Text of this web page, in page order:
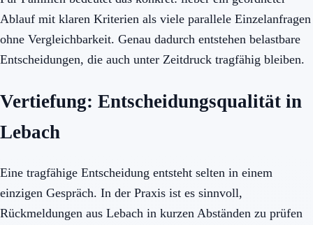
Ablauf mit klaren Kriterien als viele parallele Einzelanfragen
ohne Vergleichbarkeit. Genau dadurch entstehen belastbare
Entscheidungen, die auch unter Zeitdruck tragfähig bleiben.
Vertiefung: Entscheidungsqualität in
Lebach
Eine tragfähige Entscheidung entsteht selten in einem
einzigen Gespräch. In der Praxis ist es sinnvoll,
Rückmeldungen aus Lebach in kurzen Abständen zu prüfen